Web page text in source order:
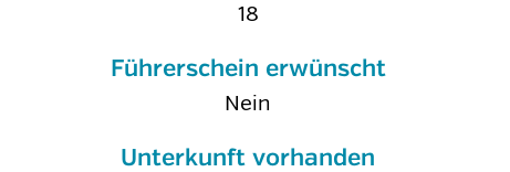
18
Führerschein erwünscht
Nein
Unterkunft vorhanden